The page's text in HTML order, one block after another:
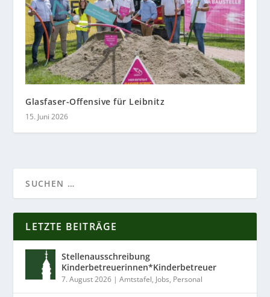
Glasfaser-Offensive für Leibnitz
15. Juni 2026
LETZTE BEITRÄGE
Stellenausschreibung
Kinderbetreuerinnen*Kinderbetreuer
7. August 2026 |Amtstafel, Jobs, Personal